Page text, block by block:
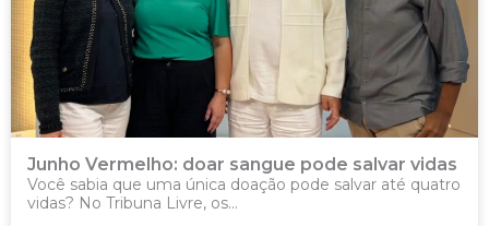
Junho Vermelho: doar sangue pode salvar vidas
Você sabia que uma única doação pode salvar até quatro
vidas? No Tribuna Livre, os...